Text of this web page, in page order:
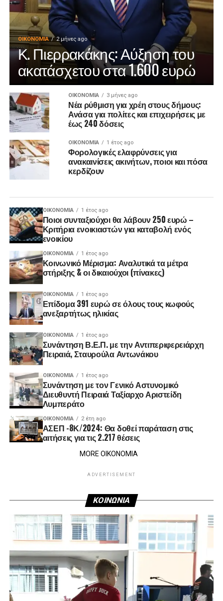
ΟΙΚΟΝΟΜΊΑ 2 μήνες ago
Κ. Πιερρακάκης: Αύξηση του
ακατάσχετου στα 1.600 ευρώ
ΟΙΚΟΝΟΜΊΑ 3 μήνες ago
Νέα ρύθμιση για χρέη στους δήμους:
Ανάσα για πολίτες και επιχειρήσεις με
έως 240 δόσεις
ΟΙΚΟΝΟΜΊΑ 1 έτος ago
Φορολογικές ελαφρύνσεις για
ανακαινίσεις ακινήτων, ποιοι και πόσα
κερδίζουν
ΟΙΚΟΝΟΜΊΑ 1 έτος ago
Ποιοι συνταξιούχοι θα λάβουν 250 ευρώ –
Κριτήρια ενοικιαστών για καταβολή ενός
ενοικίου
ΟΙΚΟΝΟΜΊΑ 1 έτος ago
Κοινωνικό Μέρισμα: Αναλυτικά τα μέτρα
στήριξης & οι δικαιούχοι (πίνακες)
ΟΙΚΟΝΟΜΊΑ 1 έτος ago
Επίδομα 391 ευρώ σε όλους τους κωφούς
ανεξαρτήτως ηλικίας
ΟΙΚΟΝΟΜΊΑ 1 έτος ago
Συνάντηση Β.Ε.Π. με την Αντιπεριφερειάρχη
Πειραιά, Σταυρούλα Αντωνάκου
ΟΙΚΟΝΟΜΊΑ 1 έτος ago
Συνάντηση με τον Γενικό Αστυνομικό
Διευθυντή Πειραιά Ταξίαρχο Αριστείδη
Λυμπεράτο
ΟΙΚΟΝΟΜΊΑ 2 έτη ago
ΑΣΕΠ -8Κ/2024: Θα δοθεί παράταση στις
αιτήσεις για τις 2.217 θέσεις
MORE ΟΙΚΟΝΟΜΙΑ
ADVERTISEMENT
ΚΟΙΝΩΝΙΑ